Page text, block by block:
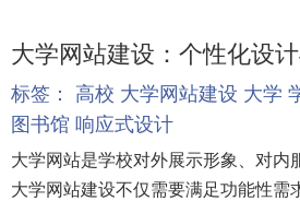
大学网站建设：个性化设
标签： 高校 大学网站建设 大学
图书馆 响应式设计
大学网站是学校对外展示形象、对内
大学网站建设不仅需要满足功能性需